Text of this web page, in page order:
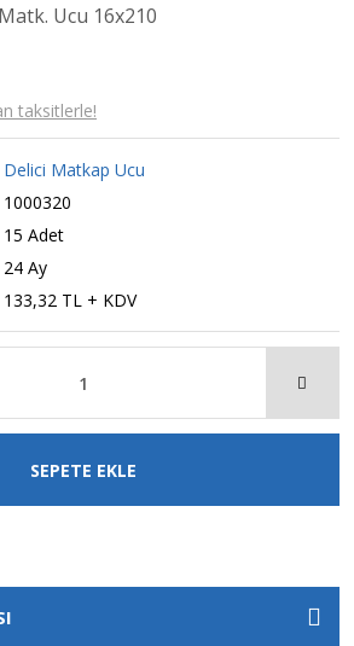
Ucu 16x210
taksitlerle!
Delici Matkap Ucu
1000320
15 Adet
24 Ay
133,32 TL + KDV
SEPETE EKLE